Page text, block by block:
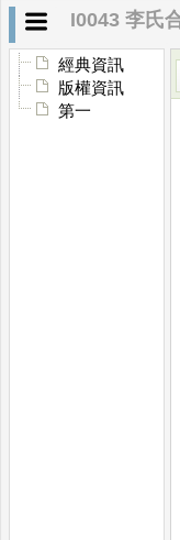
經典資訊
版權資訊
第一